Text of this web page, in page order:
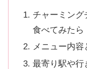
チャーミング
食べてみたら
メニュー内容
最寄り駅や行